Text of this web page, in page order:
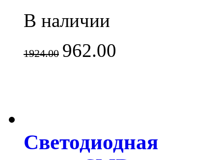
В наличии
1924.00 962.00
Светодиодная